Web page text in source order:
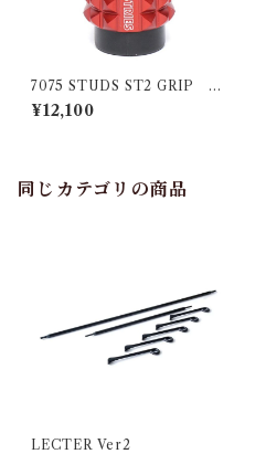
7075 STUDS ST2 GRIP レ
ッド
¥12,100
同じカテゴリの商品
LECTER Ver2